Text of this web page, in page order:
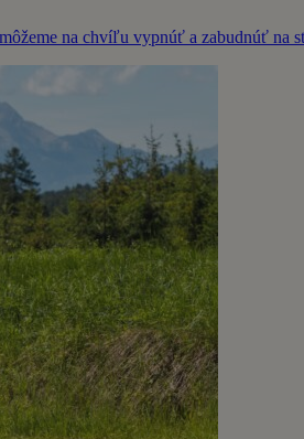
na chvíľu vypnúť a zabudnúť na